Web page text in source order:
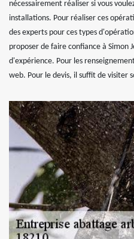
nécessairement réaliser si vous
installations. Pour réaliser ces
des experts pour ces types
proposer de faire confiance à Simon
d'expérience. Pour les
web. Pour le devis, il suffit de visiter